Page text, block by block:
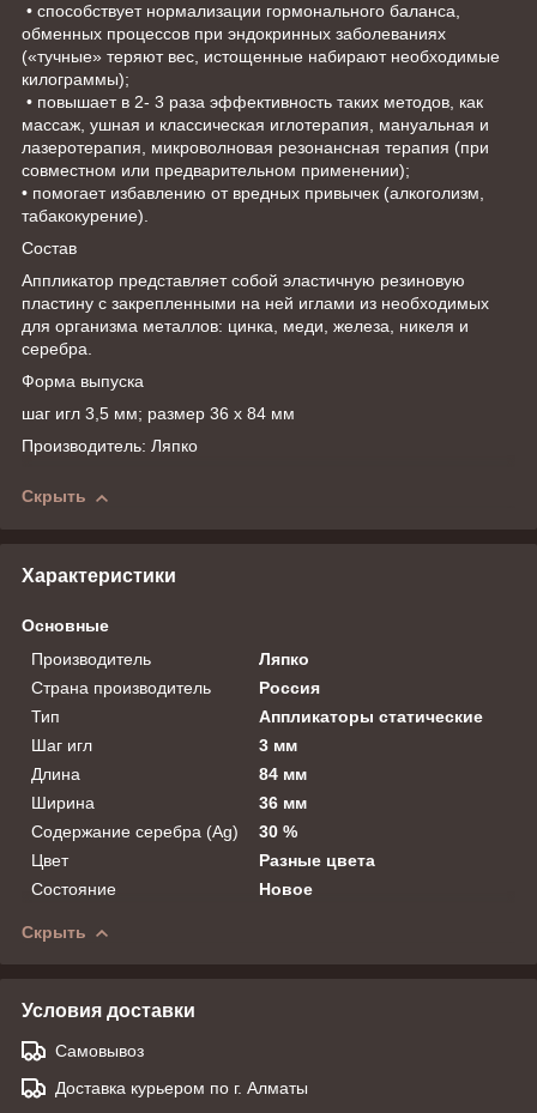
• способствует нормализации гормонального баланса,
обменных процессов при эндокринных заболеваниях
(«тучные» теряют вес, истощенные набирают необходимые
килограммы);
• повышает в 2- 3 раза эффективность таких методов, как
массаж, ушная и классическая иглотерапия, мануальная и
лазеротерапия, микроволновая резонансная терапия (при
совместном или предварительном применении);
• помогает избавлению от вредных привычек (алкоголизм,
табакокурение).
Состав
Аппликатор представляет собой эластичную резиновую
пластину c закрепленными на ней иглами из необходимых
для организма металлов: цинка, меди, железа, никеля и
серебра.
Форма выпуска
шаг игл 3,5 мм; размер 36 х 84 мм
Производитель: Ляпко
Скрыть
Характеристики
Основные
Производитель
Ляпко
Страна производитель
Россия
Тип
Аппликаторы статические
Шаг игл
3 мм
Длина
84 мм
Ширина
36 мм
Содержание серебра (Ag)
30 %
Цвет
Разные цвета
Состояние
Новое
Скрыть
Условия доставки
Самовывоз
Доставка курьером по г. Алматы